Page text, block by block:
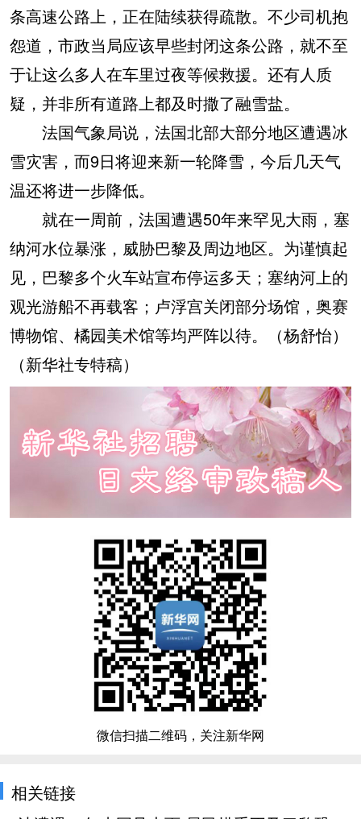
条高速公路上，正在陆续获得疏散。不少司机抱
怨道，市政当局应该早些封闭这条公路，就不至
于让这么多人在车里过夜等候救援。还有人质
疑，并非所有道路上都及时撒了融雪盐。
法国气象局说，法国北部大部分地区遭遇冰
雪灾害，而9日将迎来新一轮降雪，今后几天气
温还将进一步降低。
就在一周前，法国遭遇50年来罕见大雨，塞
纳河水位暴涨，威胁巴黎及周边地区。为谨慎起
见，巴黎多个火车站宣布停运多天；塞纳河上的
观光游船不再载客；卢浮宫关闭部分场馆，奥赛
博物馆、橘园美术馆等均严阵以待。（杨舒怡）
（新华社专特稿）
微信扫描二维码，关注新华网
相关链接